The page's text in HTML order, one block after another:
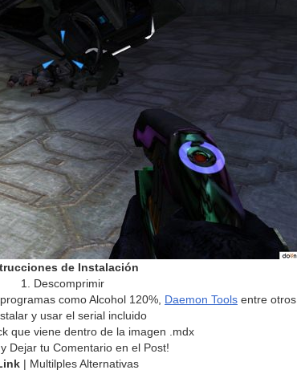
de Instalación
1. Descomprimir
como Alcohol 120%, Daemon Tools entre otros.
y usar el serial incluido
que viene dentro de la imagen .mdx
Dejar tu Comentario en el Post!
| Multilples Alternativas